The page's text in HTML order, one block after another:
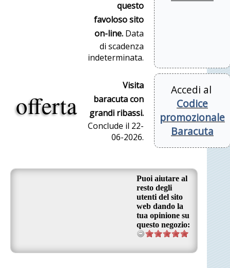
questo
favoloso sito
on-line. Data
di scadenza
indeterminata.
offerta
Visita
baracuta con
grandi ribassi.
Conclude il 22-
06-2026.
Accedi al
Codice
promozionale
Baracuta
Puoi aiutare al
resto degli
utenti del sito
web dando la
tua opinione su
questo negozio: